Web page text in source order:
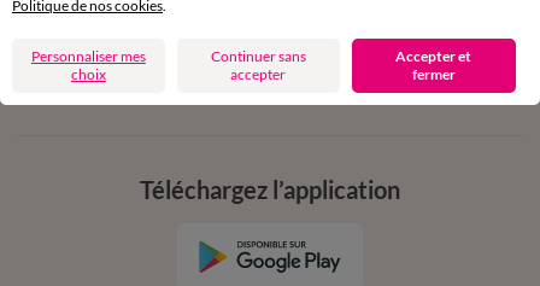
Téléchargez l’application
Politique de nos cookies
Personnaliser mes
choix
Continuer sans
accepter
Accepter et
fermer